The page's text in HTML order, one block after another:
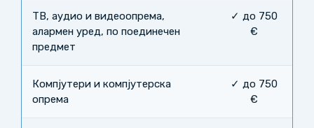
ТВ, аудио и видеоопрема,
алармен уред, по поединечен
предмет
✓ до 750
€
Компјутери и компјутерска
опрема
✓ до 750
€